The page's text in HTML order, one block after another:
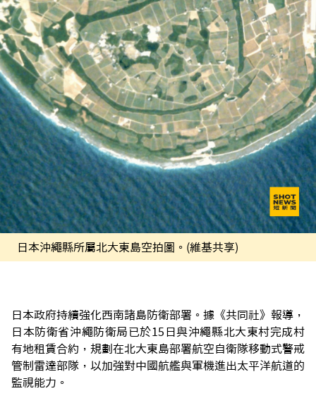
日本沖繩縣所屬北大東島空拍圖。(維基共享)
日本政府持續強化西南諸島防衛部署。據《共同社》報導，
日本防衛省沖繩防衛局已於15日與沖繩縣北大東村完成村
有地租賃合約，規劃在北大東島部署航空自衛隊移動式警戒
管制雷達部隊，以加強對中國航艦與軍機進出太平洋航道的
監視能力。